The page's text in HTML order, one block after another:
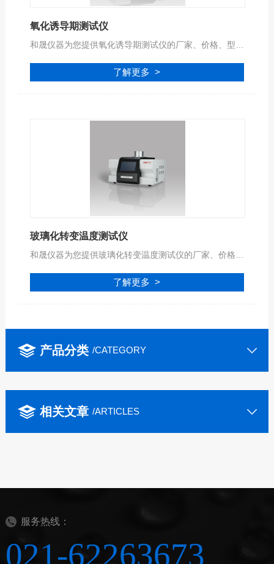
氧化诱导期测试仪
了解更多 >
玻璃化转变温度测试仪
了解更多 >
产品分类 /CATEGORY
相关文章 /ARTICLES
服务热线：
021-62263673